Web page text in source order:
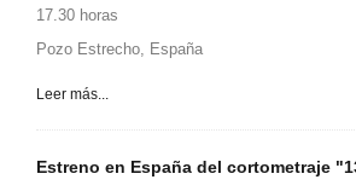
17.30 horas
Pozo Estrecho, España
Leer más...
Estreno en España del cortometraje